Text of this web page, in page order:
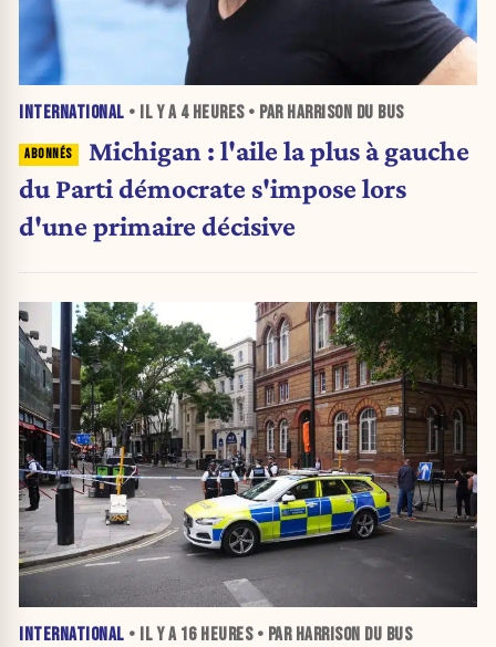
INTERNATIONAL • IL Y A 4 HEURES• PAR HARRISON DU BUS
Michigan : l'aile la plus à gauche
du Parti démocrate s'impose lors
d'une primaire décisive
INTERNATIONAL • IL Y A 16 HEURES• PAR HARRISON DU BUS